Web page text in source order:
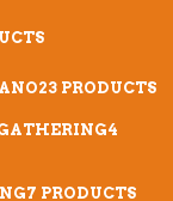
23 PRODUCTS
4
7 PRODUCTS